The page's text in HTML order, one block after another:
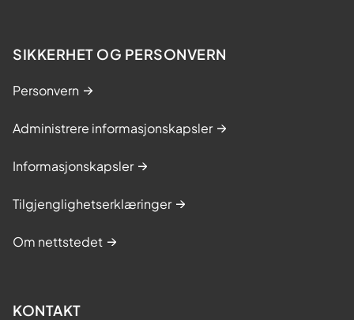
SIKKERHET OG PERSONVERN
Personvern
Administrere informasjonskapsler
Informasjonskapsler
Tilgjenglighetserklæringer
Om nettstedet
KONTAKT